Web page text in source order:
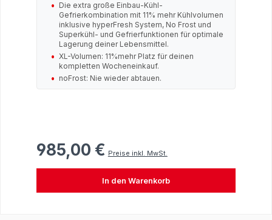
Die extra große Einbau-Kühl-
Gefrierkombination mit 11% mehr Kühlvolumen
inklusive hyperFresh System, No Frost und
Superkühl- und Gefrierfunktionen für optimale
Lagerung deiner Lebensmittel.
XL-Volumen: 11%mehr Platz für deinen
kompletten Wocheneinkauf.
noFrost: Nie wieder abtauen.
Regulärer Preis:
985,00 € Preise inkl. MwSt.
In den Warenkorb